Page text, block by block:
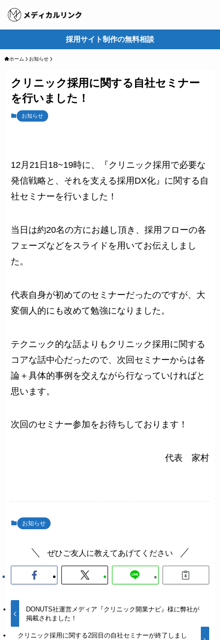
採用サイト制作の無料相談
ホーム お知らせ
クリニック採用に関する自社セミナー
を行いました！
お知らせ
12月21日18~19時に、『クリニック採用で必要な
発信戦略と、それを支える採用DX化』に関する自
社セミナーを行いました！
当日は約20名の方にお越し頂き、採用フローの各
フェーズなどをスライドを用いてお伝えしまし
た。
代表自身が初めてのセミナーだったのですが、大
変個人的にも改めて勉強になりました。
テクニック的な話よりもクリニック採用に関する
コアな話中心だったので、次回セミナーからは各
論＋具体的事例を交えながら行なっていければと
思います。
次回のセミナー参加をお待ちしております！
代表 家村
お知らせ
ぜひご友人に教えてあげてください
DONUTS社運営メディア『クリニック開業ナビ』様に弊社が
掲載されました！
クリニック採用に関する2回目の自社セミナーが終了しまし